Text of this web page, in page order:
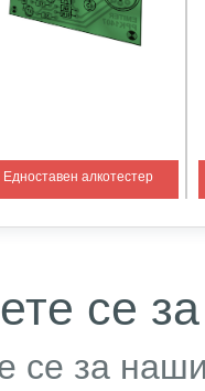
Едноставен алкотестер
се
се за